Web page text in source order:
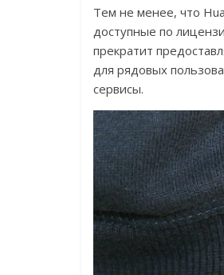
Тем не менее, что
доступные по
прекратит
для рядовых
сервисы.